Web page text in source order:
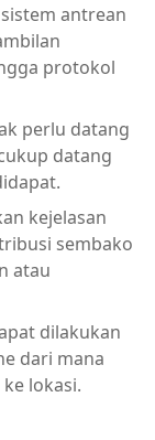
antrean
protokol
perlu datang
datang
kejelasan
sembako
atau
dilakukan
dari mana
lokasi.